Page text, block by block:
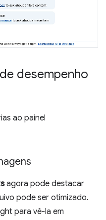
desempenho
ao painel
agora pode destacar
pode ser otimizado.
para vê-la em